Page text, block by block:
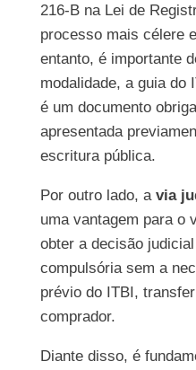
216-B na Lei de
processo mais célere
entanto, é importante
modalidade, a guia do
é um documento
apresentada
escritura pública.
Por outro lado, a via
uma vantagem para o
obter a decisão
compulsória sem a
prévio do ITBI,
comprador.
Diante disso, é